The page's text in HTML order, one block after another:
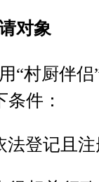
对象
“村厨伴
件：
法登记且